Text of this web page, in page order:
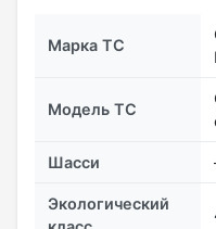
Марка ТС
Модель ТС
Шасси
Экологический